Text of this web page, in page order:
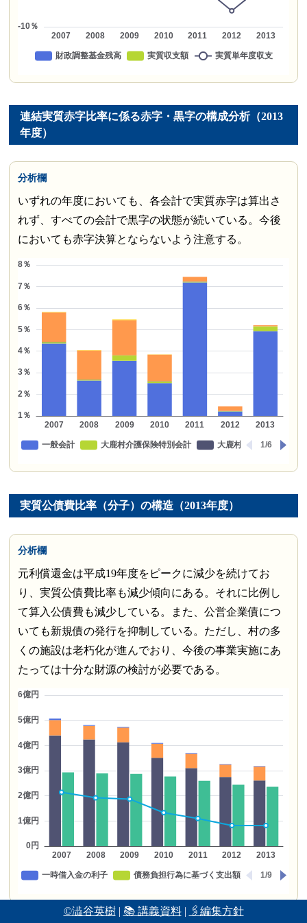
©澁谷英樹| 📚 講義資料| 🖇編集方針
連結実質赤字比率に係る赤字・黒字の構成分析（2013
年度）
分析欄
いずれの年度においても、各会計で実質赤字は算出さ
れず、すべての会計で黒字の状態が続いている。今後
においても赤字決算とならないよう注意する。
実質公債費比率（分子）の構造（2013年度）
分析欄
元利償還金は平成19年度をピークに減少を続けてお
り、実質公債費比率も減少傾向にある。それに比例し
て算入公債費も減少している。また、公営企業債につ
いても新規債の発行を抑制している。ただし、村の多
くの施設は老朽化が進んでおり、今後の事業実施にあ
たっては十分な財源の検討が必要である。